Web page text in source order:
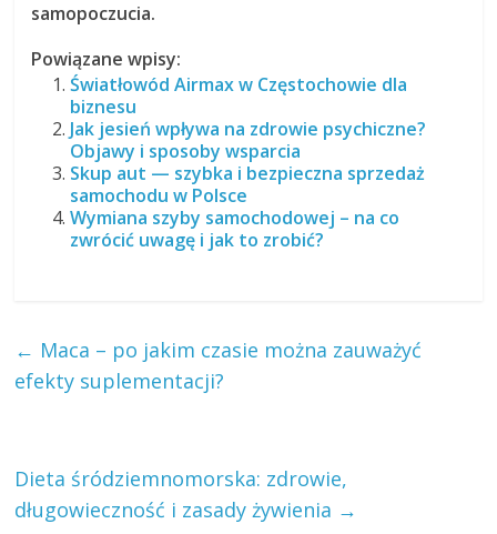
samopoczucia.
Powiązane wpisy:
Światłowód Airmax w Częstochowie dla
biznesu
Jak jesień wpływa na zdrowie psychiczne?
Objawy i sposoby wsparcia
Skup aut — szybka i bezpieczna sprzedaż
samochodu w Polsce
Wymiana szyby samochodowej – na co
zwrócić uwagę i jak to zrobić?
← Maca – po jakim czasie można zauważyć
efekty suplementacji?
Dieta śródziemnomorska: zdrowie,
długowieczność i zasady żywienia →